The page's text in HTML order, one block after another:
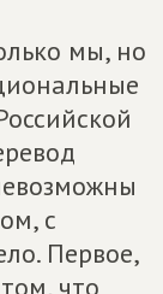
мы, но
с
Первое,
что